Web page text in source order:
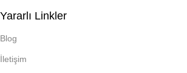
Yararlı Linkler
Blog
İletişim